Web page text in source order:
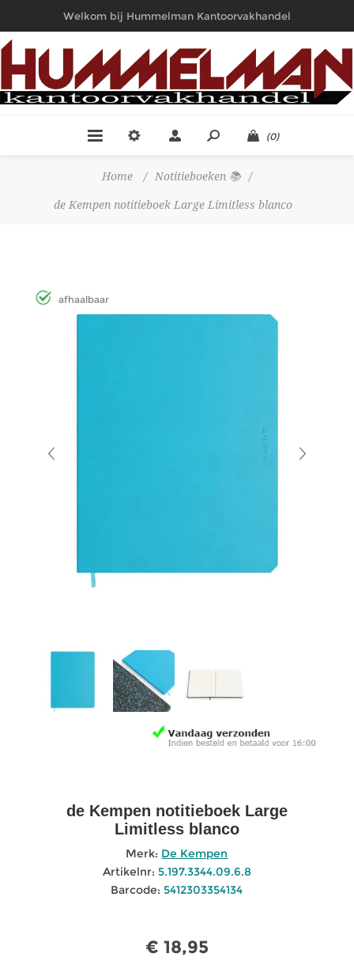
Welkom bij Hummelman Kantoorvakhandel
(0)
Home / Notitieboeken 📚 /
de Kempen notitieboek Large Limitless blanco
afhaalbaar
de Kempen notitieboek Large
Limitless blanco
Merk: De Kempen
Artikelnr: 5.197.3344.09.6.8
Barcode: 5412303354134
€ 18,95